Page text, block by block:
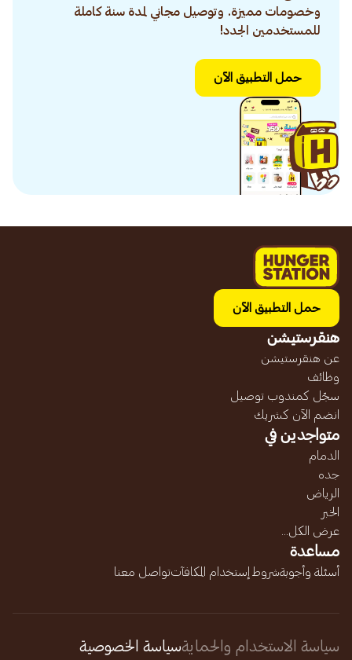
وخصومات مميزة. وتوصيل مجاني لمدة سنة كاملة
للمستخدمين الجدد!
حمل التطبيق الآن
حمل التطبيق الآن
هنقرستيشن
عن هنقرستيشن
وظائف
سجّل كمندوب توصيل
انضم الآن كشريك
متواجدين في
الدمام
جده
الرياض
الخبر
عرض الكل...
مساعدة
أسئلة وأجوبةشروط إستخدام المكافآتتواصل معنا
سياسة الاستخدام والحمايةسياسة الخصوصية